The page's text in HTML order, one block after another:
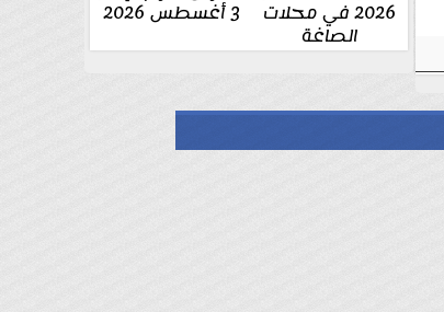
2026 في محلات
الصاغة
3 أغسطس 2026